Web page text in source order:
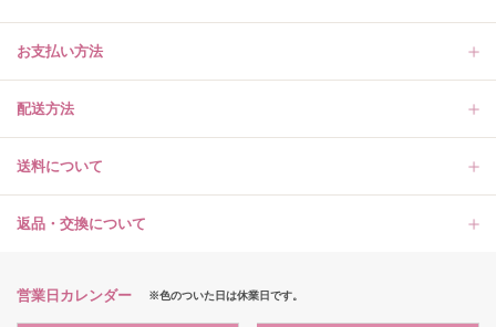
お支払い方法
配送方法
送料について
返品・交換について
営業日カレンダー ※色のついた日は休業日です。